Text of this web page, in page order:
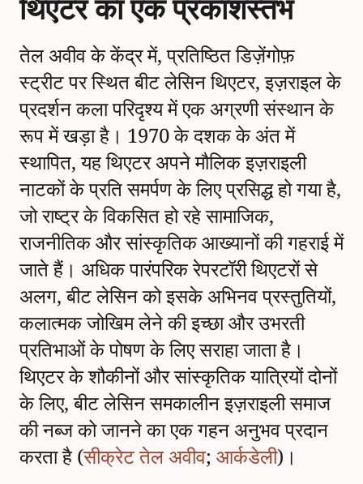
थिएटर का एक प्रकाशस्तंभ
तेल अवीव के केंद्र में, प्रतिष्ठित डिज़ेंगोफ़
स्ट्रीट पर स्थित बीट लेसिन थिएटर, इज़राइल के
प्रदर्शन कला परिदृश्य में एक अग्रणी संस्थान के
रूप में खड़ा है। 1970 के दशक के अंत में
स्थापित, यह थिएटर अपने मौलिक इज़राइली
नाटकों के प्रति समर्पण के लिए प्रसिद्ध हो गया है,
जो राष्ट्र के विकसित हो रहे सामाजिक,
राजनीतिक और सांस्कृतिक आख्यानों की गहराई में
जाते हैं। अधिक पारंपरिक रेपरटॉरी थिएटरों से
अलग, बीट लेसिन को इसके अभिनव प्रस्तुतियों,
कलात्मक जोखिम लेने की इच्छा और उभरती
प्रतिभाओं के पोषण के लिए सराहा जाता है।
थिएटर के शौकीनों और सांस्कृतिक यात्रियों दोनों
के लिए, बीट लेसिन समकालीन इज़राइली समाज
की नब्ज को जानने का एक गहन अनुभव प्रदान
करता है (सीक्रेट तेल अवीव; आर्कडेली)।